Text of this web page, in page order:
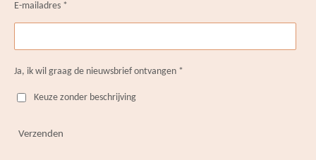
E-mailadres *
Ja, ik wil graag de nieuwsbrief ontvangen *
Keuze zonder beschrijving
Verzenden